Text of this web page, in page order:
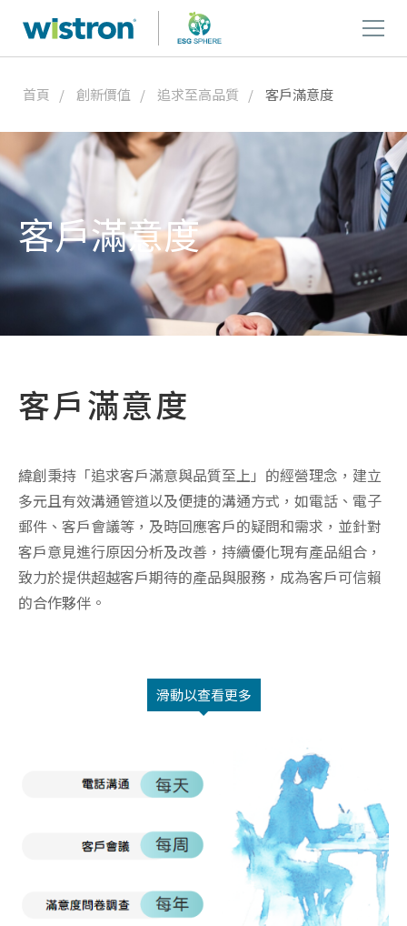
首頁 創新價值 追求至高品質 客戶滿意度
客戶滿意度
客戶滿意度
緯創秉持「追求客戶滿意與品質至上」的經營理念，建立
多元且有效溝通管道以及便捷的溝通方式，如電話、電子
郵件、客戶會議等，及時回應客戶的疑問和需求，並針對
客戶意見進行原因分析及改善，持續優化現有產品組合，
致力於提供超越客戶期待的產品與服務，成為客戶可信賴
的合作夥伴。
滑動以查看更多